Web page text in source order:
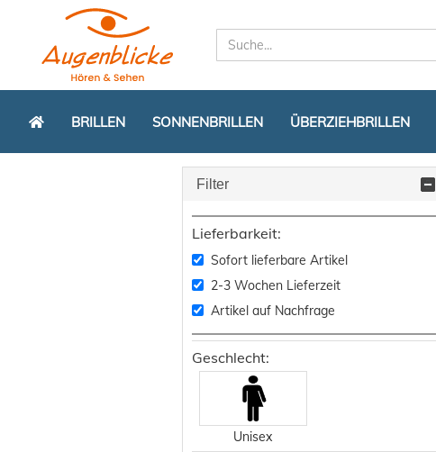
BRILLEN SONNENBRILLEN ÜBERZIEHBRILLEN
Filter
Lieferbarkeit:
Sofort lieferbare Artikel
2-3 Wochen Lieferzeit
Artikel auf Nachfrage
Geschlecht:
Unisex